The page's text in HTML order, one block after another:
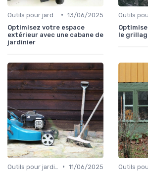
• 13/06/2025
Optimisez votre espace
extérieur avec une cabane de
jardinier
le
• 11/06/2025